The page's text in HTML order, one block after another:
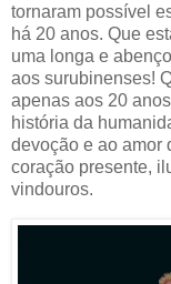
tornaram possível
há 20 anos. Que
uma longa e
aos surubinenses!
apenas aos 20
história da
devoção e ao amor
coração presente,
vindouros.